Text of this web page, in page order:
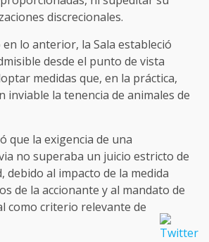
discrecionales.
lo anterior, la Sala estableció
desde el punto de vista
medidas que, en la práctica,
inviable la tenencia de animales de
que la exigencia de una
no superaba un juicio estricto de
debido al impacto de la medida
de la accionante y al mandato de
como criterio relevante de